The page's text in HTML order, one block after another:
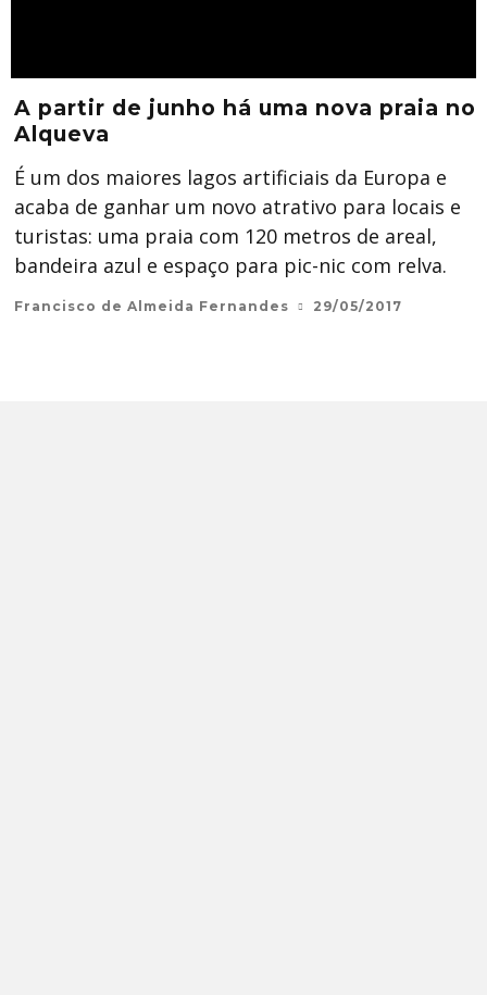
A partir de junho há uma nova praia no
Alqueva
É um dos maiores lagos artificiais da Europa e
acaba de ganhar um novo atrativo para locais e
turistas: uma praia com 120 metros de areal,
bandeira azul e espaço para pic-nic com relva.
Francisco de Almeida Fernandes 29/05/2017